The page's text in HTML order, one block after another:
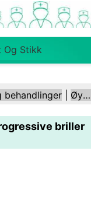
Og Stikk
Folkehelse Og
Helse
behandlinger Øye- og synsforstyrrelser
briller